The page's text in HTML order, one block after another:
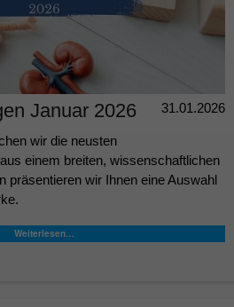
31.01.2026
Januar 2026
wir die neusten
einem breiten, wissenschaftlichen
präsentieren wir Ihnen eine Auswahl
Weiterlesen…